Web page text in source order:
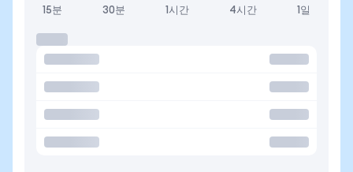
15분 30분 1시간 4시간 1일